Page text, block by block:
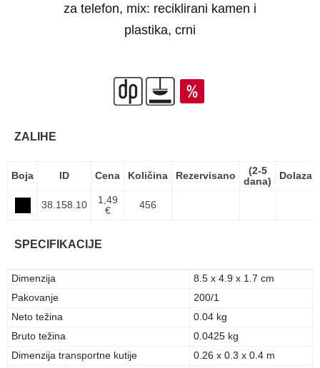
za telefon, mix: reciklirani kamen i
plastika, crni
ZALIHE
Boja ID Cena Količina Rezervisano
(2-5
dana)
Dolazak
38.158.10
1,49
€
456
SPECIFIKACIJE
Dimenzija
8.5 x 4.9 x 1.7 cm
Pakovanje
200/1
Neto težina
0.04 kg
Bruto težina
0.0425 kg
Dimenzija transportne kutije
0.26 x 0.3 x 0.4 m